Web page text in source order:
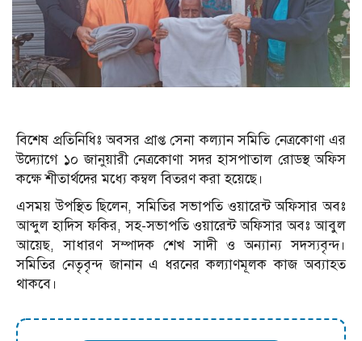
বিশেষ প্রতিনিধিঃ অবসর প্রাপ্ত সেনা কল্যান সমিতি নেত্রকোণা এর
উদ্যোগে ১০ জানুয়ারী নেত্রকোণা সদর হাসপাতাল রোডস্থ অফিস
কক্ষে শীতার্থদের মধ্যে কম্বল বিতরণ করা হয়েছে।
এসময় উপস্থিত ছিলেন, সমিতির সভাপতি ওয়ারেন্ট অফিসার অবঃ
আব্দুল হাদিস ফকির, সহ-সভাপতি ওয়ারেন্ট অফিসার অবঃ আবুল
আয়েছ, সাধারণ সম্পাদক শেখ সাদী ও অন্যান্য সদস্যবৃন্দ।
সমিতির নেতৃবৃন্দ জানান এ ধরনের কল্যাণমূলক কাজ অব্যাহত
থাকবে।